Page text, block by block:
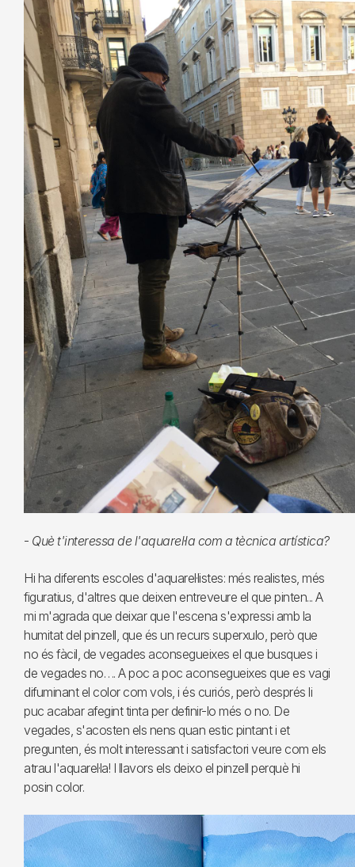
- Què t'interessa de l'aquarel·la com a tècnica artística?
Hi ha diferents escoles d'aquarel·listes: més realistes, més
figuratius, d'altres que deixen entreveure el que pinten... A
mi m'agrada que deixar que l'escena s'expressi amb la
humitat del pinzell, que és un recurs superxulo, però que
no és fàcil, de vegades aconsegueixes el que busques i
de vegades no…. A poc a poc aconsegueixes que es vagi
difuminant el color com vols, i és curiós, però després li
puc acabar afegint tinta per definir-lo més o no. De
vegades, s'acosten els nens quan estic pintant i et
pregunten, és molt interessant i satisfactori veure com els
atrau l'aquarel·la! I llavors els deixo el pinzell perquè hi
posin color.